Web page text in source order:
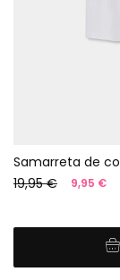
19,95 €
9,95 €